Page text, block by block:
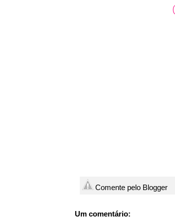
Comente pelo Blogger
Um comentário: